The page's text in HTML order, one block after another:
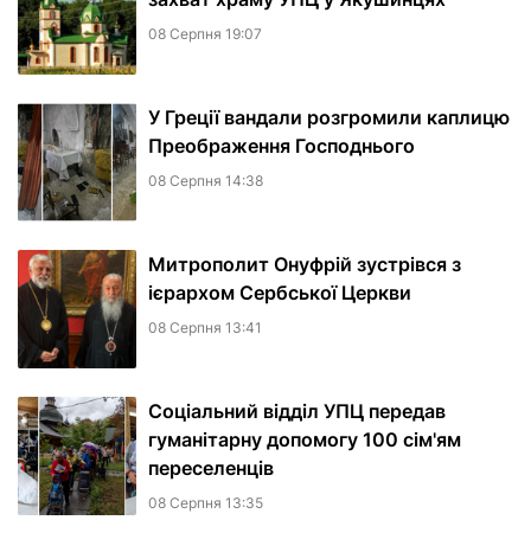
08 Серпня 19:07
У Греції вандали розгромили каплицю
Преображення Господнього
08 Серпня 14:38
Митрополит Онуфрій зустрівся з
ієрархом Сербської Церкви
08 Серпня 13:41
Соціальний відділ УПЦ передав
гуманітарну допомогу 100 сім'ям
переселенців
08 Серпня 13:35